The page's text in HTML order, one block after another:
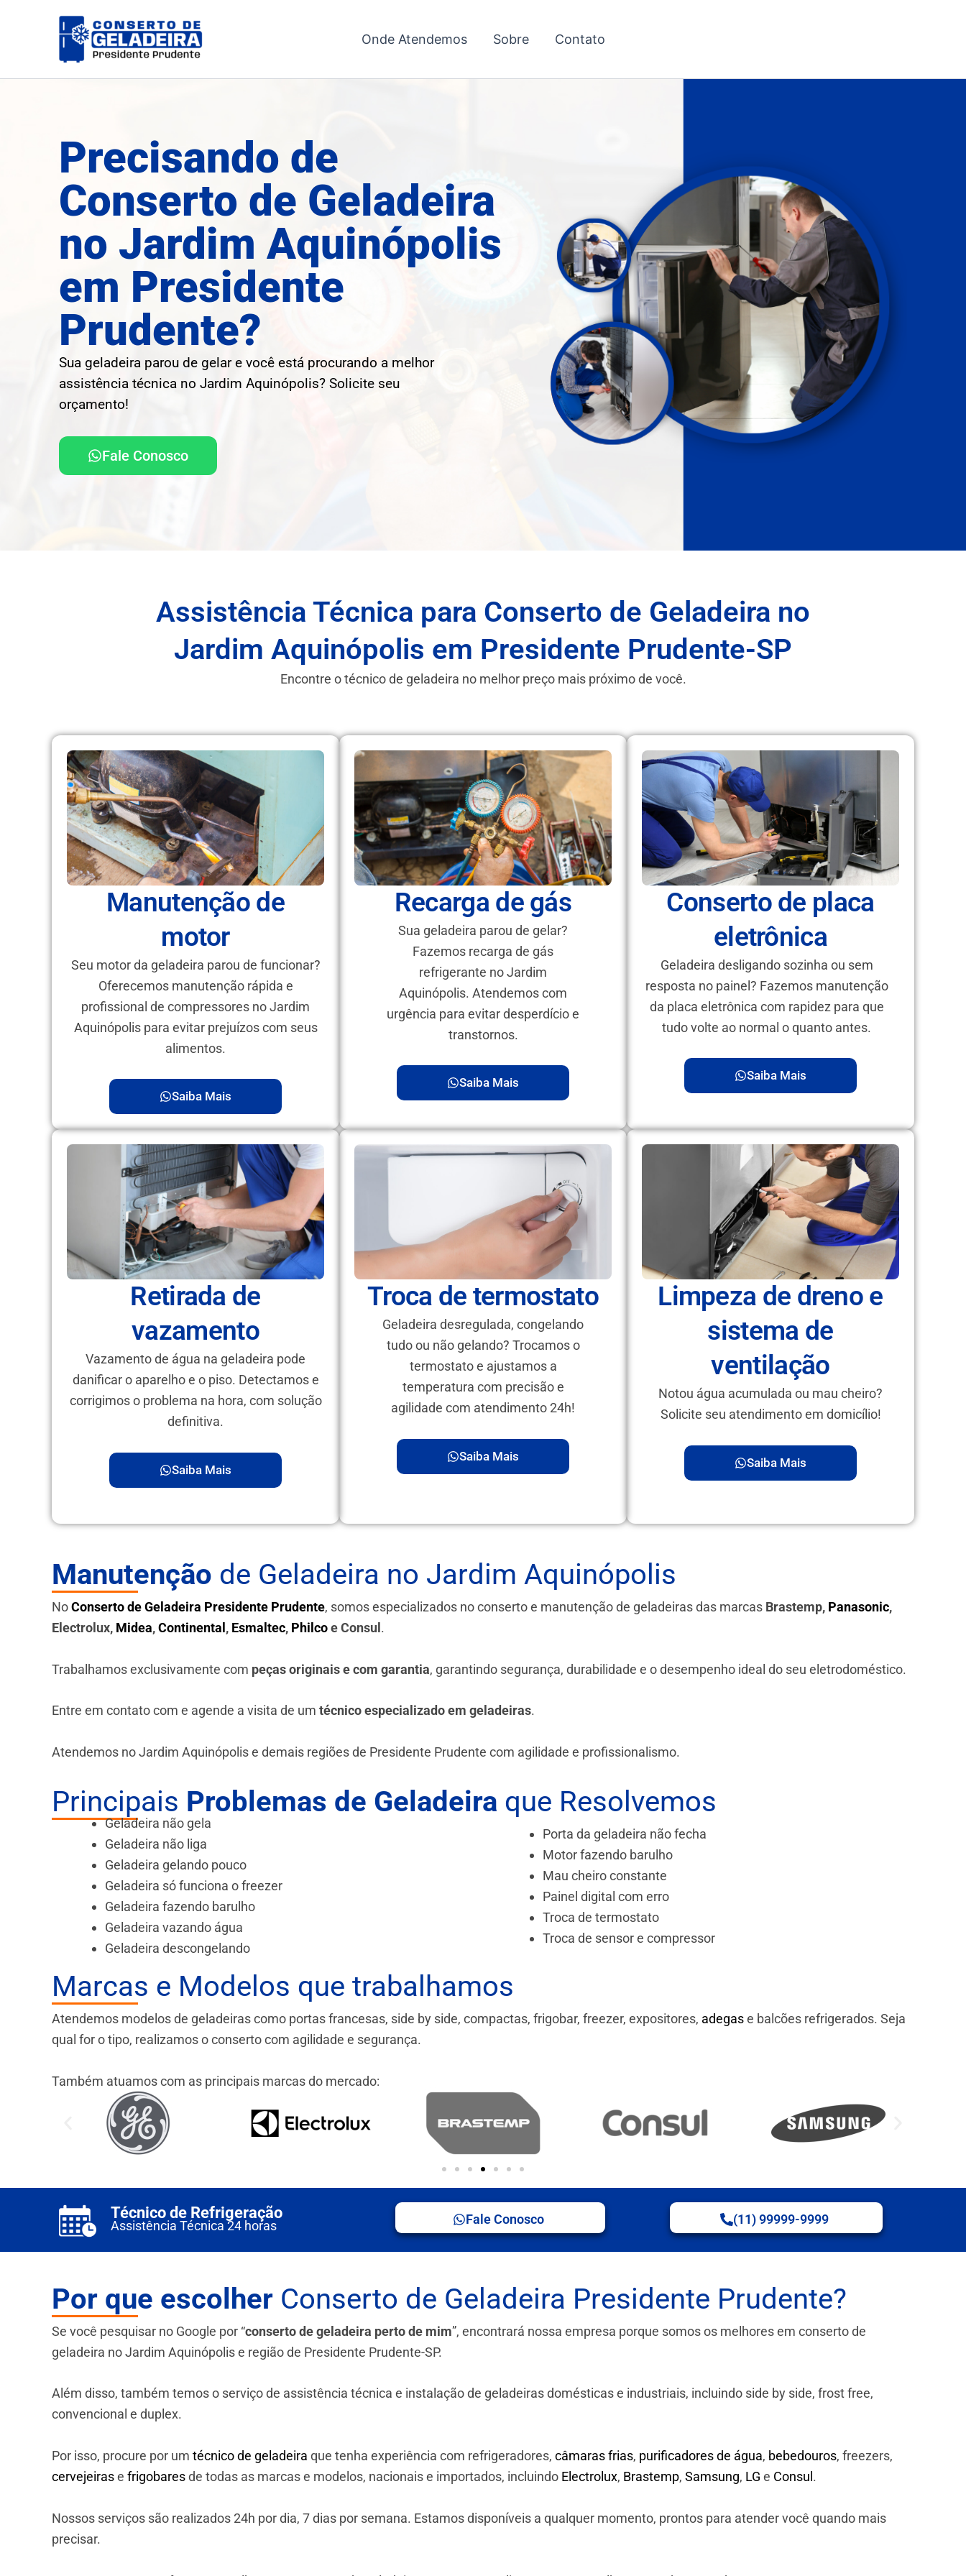
Onde Atendemos Sobre Contato
Precisando de
Conserto de Geladeira
no Jardim Aquinópolis
em Presidente
Prudente?
Sua geladeira parou de gelar e você está procurando a melhor
assistência técnica no Jardim Aquinópolis? Solicite seu
orçamento!
Fale Conosco
Assistência Técnica para Conserto de Geladeira no
Jardim Aquinópolis em Presidente Prudente-SP
Encontre o técnico de geladeira no melhor preço mais próximo de você.
Manutenção de
motor
Seu motor da geladeira parou de funcionar?
Oferecemos manutenção rápida e
profissional de compressores no Jardim
Aquinópolis para evitar prejuízos com seus
alimentos.
Saiba Mais
Recarga de gás
Sua geladeira parou de gelar?
Fazemos recarga de gás
refrigerante no Jardim
Aquinópolis. Atendemos com
urgência para evitar desperdício e
transtornos.
Saiba Mais
Conserto de placa
eletrônica
Geladeira desligando sozinha ou sem
resposta no painel? Fazemos manutenção
da placa eletrônica com rapidez para que
tudo volte ao normal o quanto antes.
Saiba Mais
Retirada de
vazamento
Vazamento de água na geladeira pode
danificar o aparelho e o piso. Detectamos e
corrigimos o problema na hora, com solução
definitiva.
Saiba Mais
Troca de termostato
Geladeira desregulada, congelando
tudo ou não gelando? Trocamos o
termostato e ajustamos a
temperatura com precisão e
agilidade com atendimento 24h!
Saiba Mais
Limpeza de dreno e
sistema de
ventilação
Notou água acumulada ou mau cheiro?
Solicite seu atendimento em domicílio!
Saiba Mais
Manutenção de Geladeira no Jardim Aquinópolis
NoConserto de Geladeira Presidente Prudente, somos especializados no conserto e manutenção de geladeiras das marcas Brastemp, Panasonic,
Electrolux, Midea,Continental , Esmaltec, Philcoe Consul .
Trabalhamos exclusivamente com peças originais e com garantia, garantindo segurança, durabilidade e o desempenho ideal do seu eletrodoméstico.
Entre em contato com e agende a visita de um técnico especializado em geladeiras.
Atendemos no Jardim Aquinópolis e demais regiões de Presidente Prudente com agilidade e profissionalismo.
Principais Problemas de Geladeira que Resolvemos
Geladeira não gela
Geladeira não liga
Geladeira gelando pouco
Geladeira só funciona o freezer
Geladeira fazendo barulho
Geladeira vazando água
Geladeira descongelando
Porta da geladeira não fecha
Motor fazendo barulho
Mau cheiro constante
Painel digital com erro
Troca de termostato
Troca de sensor e compressor
Marcas e Modelos que trabalhamos
Atendemos modelos de geladeiras como portas francesas, side by side, compactas, frigobar, freezer, expositores, adegase balcões refrigerados. Seja
qual for o tipo, realizamos o conserto com agilidade e segurança.
Também atuamos com as principais marcas do mercado:
Técnico de Refrigeração
Assistência Técnica 24 horas Fale Conosco (11) 99999-9999
Por que escolher Conserto de Geladeira Presidente Prudente?
Se você pesquisar no Google por “conserto de geladeira perto de mim”, encontrará nossa empresa porque somos os melhores em conserto de
geladeira no Jardim Aquinópolis e região de Presidente Prudente-SP.
Além disso, também temos o serviço de assistência técnica e instalação de geladeiras domésticas e industriais, incluindo side by side, frost free,
convencional e duplex.
Por isso, procure por um técnico de geladeira que tenha experiência com refrigeradores, câmaras frias, purificadores de água, bebedouros, freezers,
cervejeirase frigobaresde todas as marcas e modelos, nacionais e importados, incluindo Electrolux, Brastemp, Samsung, LG e Consul .
Nossos serviços são realizados 24h por dia, 7 dias por semana. Estamos disponíveis a qualquer momento, prontos para atender você quando mais
precisar.